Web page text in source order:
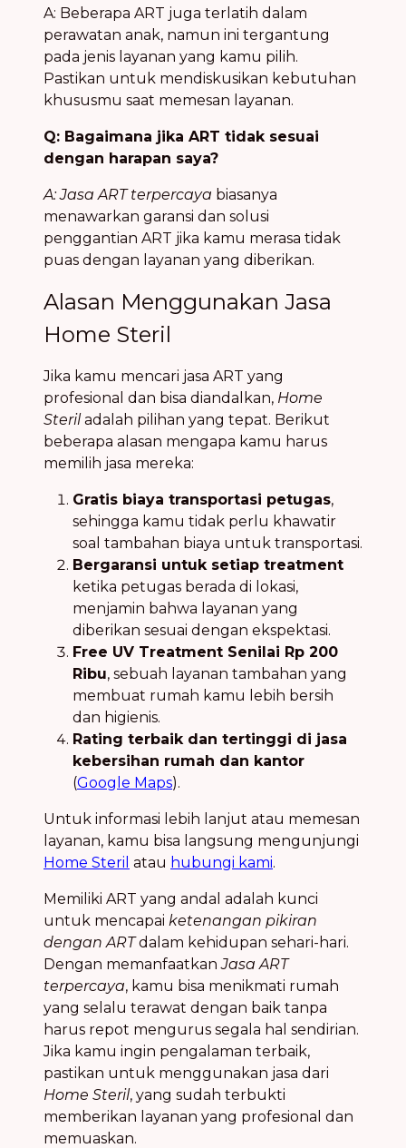
A: Beberapa ART juga terlatih dalam
perawatan anak, namun ini tergantung
pada jenis layanan yang kamu pilih.
Pastikan untuk mendiskusikan kebutuhan
khususmu saat memesan layanan.
Q: Bagaimana jika ART tidak sesuai
dengan harapan saya?
A: Jasa ART terpercaya biasanya
menawarkan garansi dan solusi
penggantian ART jika kamu merasa tidak
puas dengan layanan yang diberikan.
Alasan Menggunakan Jasa
Home Steril
Jika kamu mencari jasa ART yang
profesional dan bisa diandalkan, Home
Steriladalah pilihan yang tepat. Berikut
beberapa alasan mengapa kamu harus
memilih jasa mereka:
Gratis biaya transportasi petugas,
sehingga kamu tidak perlu khawatir
soal tambahan biaya untuk transportasi.
Bergaransi untuk setiap treatment
ketika petugas berada di lokasi,
menjamin bahwa layanan yang
diberikan sesuai dengan ekspektasi.
Free UV Treatment Senilai Rp 200
Ribu, sebuah layanan tambahan yang
membuat rumah kamu lebih bersih
dan higienis.
Rating terbaik dan tertinggi di jasa
kebersihan rumah dan kantor
(Google Maps).
Untuk informasi lebih lanjut atau memesan
layanan, kamu bisa langsung mengunjungi
Home Steril atau hubungi kami.
Memiliki ART yang andal adalah kunci
untuk mencapai ketenangan pikiran
dengan ARTdalam kehidupan sehari-hari.
Dengan memanfaatkanJasa ART
terpercaya, kamu bisa menikmati rumah
yang selalu terawat dengan baik tanpa
harus repot mengurus segala hal sendirian.
Jika kamu ingin pengalaman terbaik,
pastikan untuk menggunakan jasa dari
Home Steril, yang sudah terbukti
memberikan layanan yang profesional dan
memuaskan.